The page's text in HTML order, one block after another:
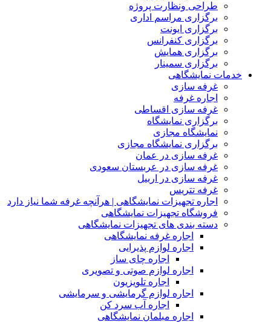
طراحی ونظارت پروژه
برگزاری مراسم اداری
برگزاری ایونت
برگزاری کنفرانس
برگزاری همایش
برگزاری سمینار
خدمات نمایشگاهی
غرفه سازی
اجاره غرفه
غرفه سازی اقساطی
برگزاری نمایشگاه
نمایشگاه مجازی
برگزاری نمایشگاه مجازی
غرفه سازی در عمان
غرفه سازی در عربستان سعودی
غرفه سازی در اربیل
غرفه تتریس
اجاره تجهیزات نمایشگاهی | هرآنچه غرفه شما نیاز دارد
فروشگاه تجهیزات نمایشگاهی
دسته بندی های تجهیزات نمایشگاهی
اجاره غرفه نمایشگاهی
اجاره لوازم پذیرایی
اجاره چای ساز
اجاره لوازم صوتی و تصویری
اجاره تلویزیون
اجاره لوازم گرمایشی و سرمایشی
اجاره آب سرد کن
اجاره مبلمان نمایشگاهی